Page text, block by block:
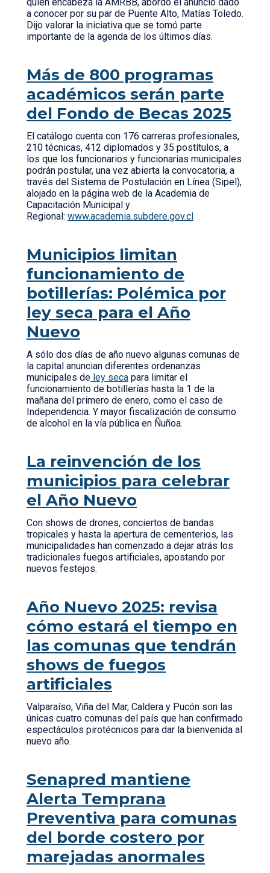
a conocer por su par de Puente Alto, Matías Toledo.
Dijo valorar la iniciativa que se tomó parte
importante de la agenda de los últimos días.
Más de 800 programas
académicos serán parte
del Fondo de Becas 2025
El catálogo cuenta con 176 carreras profesionales,
210 técnicas, 412 diplomados y 35 postítulos, a
los que los funcionarios y funcionarias municipales
podrán postular, una vez abierta la convocatoria, a
través del Sistema de Postulación en Línea (Sipel),
alojado en la página web de la Academia de
Capacitación Municipal y
Regional: www.academia.subdere.gov.cl
Municipios limitan
funcionamiento de
botillerías: Polémica por
ley seca para el Año
Nuevo
A sólo dos días de año nuevo algunas comunas de
la capital anuncian diferentes ordenanzas
municipales de ley seca para limitar el
funcionamiento de botillerías hasta la 1 de la
mañana del primero de enero, como el caso de
Independencia. Y mayor fiscalización de consumo
de alcohol en la vía pública en Ñuñoa.
La reinvención de los
municipios para celebrar
el Año Nuevo
Con shows de drones, conciertos de bandas
tropicales y hasta la apertura de cementerios, las
municipalidades han comenzado a dejar atrás los
tradicionales fuegos artificiales, apostando por
nuevos festejos.
Año Nuevo 2025: revisa
cómo estará el tiempo en
las comunas que tendrán
shows de fuegos
artificiales
Valparaíso, Viña del Mar, Caldera y Pucón son las
únicas cuatro comunas del país que han confirmado
espectáculos pirotécnicos para dar la bienvenida al
nuevo año.
Senapred mantiene
Alerta Temprana
Preventiva para comunas
del borde costero por
marejadas anormales